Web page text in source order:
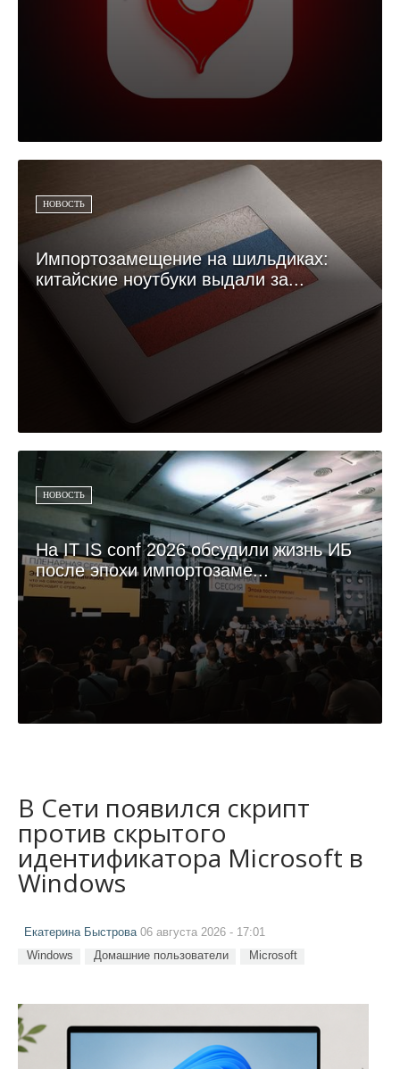
НОВОСТЬ
Импортозамещение на шильдиках:
китайские ноутбуки выдали за...
НОВОСТЬ
На IT IS conf 2026 обсудили жизнь ИБ
после эпохи импортозаме...
В Сети появился скрипт
против скрытого
идентификатора Microsoft в
Windows
Екатерина Быстрова06 августа 2026 - 17:01
Windows Домашние пользователи Microsoft